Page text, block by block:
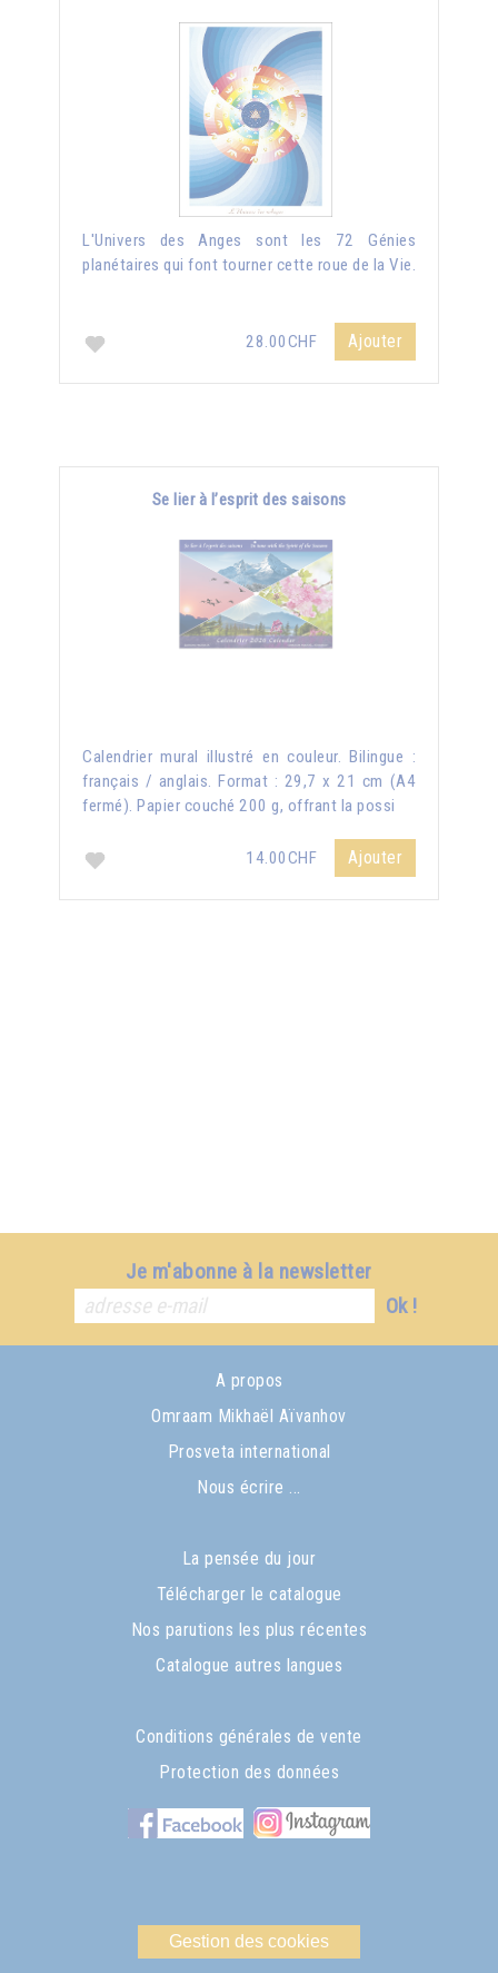
L'Univers des Anges sont les 72 Génies
planétaires qui font tourner cette roue de la Vie.
28.00CHF Ajouter
Se lier à l’esprit des saisons
Calendrier mural illustré en couleur. Bilingue :
français / anglais. Format : 29,7 x 21 cm (A4
fermé). Papier couché 200 g, offrant la possi
14.00CHF Ajouter
Je m'abonne à la newsletter
Ok !
A propos
Omraam Mikhaël Aïvanhov
Prosveta international
Nous écrire ...
La pensée du jour
Télécharger le catalogue
Nos parutions les plus récentes
Catalogue autres langues
Conditions générales de vente
Protection des données
Gestion des cookies